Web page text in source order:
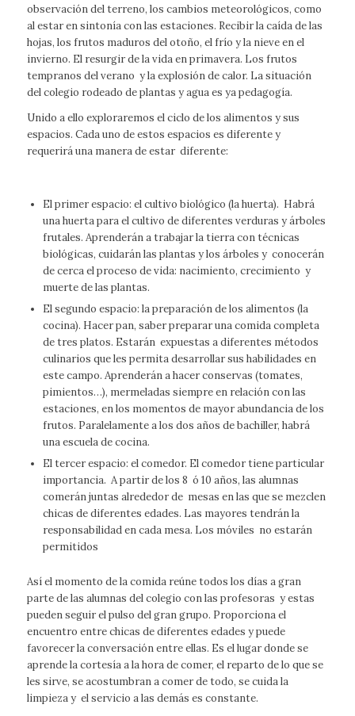
observación del terreno, los cambios meteorológicos, como
al estar en sintonía con las estaciones. Recibir la caída de las
hojas, los frutos maduros del otoño, el frío y la nieve en el
invierno. El resurgir de la vida en primavera. Los frutos
tempranos del verano y la explosión de calor. La situación
del colegio rodeado de plantas y agua es ya pedagogía.
Unido a ello exploraremos el ciclo de los alimentos y sus
espacios. Cada uno de estos espacios es diferente y
requerirá una manera de estar diferente:
El primer espacio: el cultivo biológico (la huerta). Habrá
una huerta para el cultivo de diferentes verduras y árboles
frutales. Aprenderán a trabajar la tierra con técnicas
biológicas, cuidarán las plantas y los árboles y conocerán
de cerca el proceso de vida: nacimiento, crecimiento y
muerte de las plantas.
El segundo espacio: la preparación de los alimentos (la
cocina). Hacer pan, saber preparar una comida completa
de tres platos. Estarán expuestas a diferentes métodos
culinarios que les permita desarrollar sus habilidades en
este campo. Aprenderán a hacer conservas (tomates,
pimientos…), mermeladas siempre en relación con las
estaciones, en los momentos de mayor abundancia de los
frutos. Paralelamente a los dos años de bachiller, habrá
una escuela de cocina.
El tercer espacio: el comedor. El comedor tiene particular
importancia. A partir de los 8 ó 10 años, las alumnas
comerán juntas alrededor de mesas en las que se mezclen
chicas de diferentes edades. Las mayores tendrán la
responsabilidad en cada mesa. Los móviles no estarán
permitidos
Así el momento de la comida reúne todos los días a gran
parte de las alumnas del colegio con las profesoras y estas
pueden seguir el pulso del gran grupo. Proporciona el
encuentro entre chicas de diferentes edades y puede
favorecer la conversación entre ellas. Es el lugar donde se
aprende la cortesía a la hora de comer, el reparto de lo que se
les sirve, se acostumbran a comer de todo, se cuida la
limpieza y el servicio a las demás es constante.